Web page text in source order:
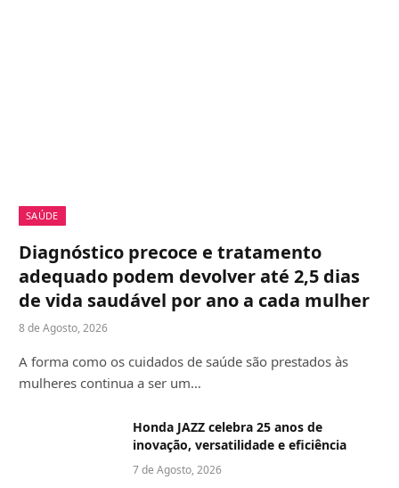
SAÚDE
Diagnóstico precoce e tratamento
adequado podem devolver até 2,5 dias
de vida saudável por ano a cada mulher
8 de Agosto, 2026
A forma como os cuidados de saúde são prestados às
mulheres continua a ser um…
Honda JAZZ celebra 25 anos de
inovação, versatilidade e eficiência
7 de Agosto, 2026